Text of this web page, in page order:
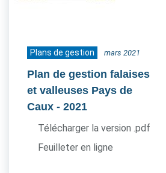
Plans de gestion mars 2021
Plan de gestion falaises
et valleuses Pays de
Caux - 2021
Télécharger la version .pdf
Feuilleter en ligne